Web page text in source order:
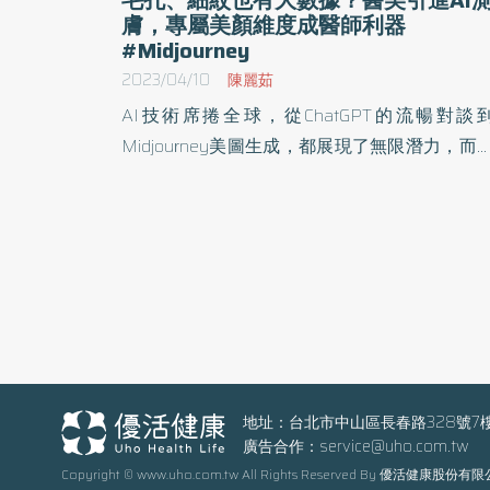
膚，專屬美顏維度成醫師利器
#Midjourney
2023/04/10 陳麗茹
AI技術席捲全球，從ChatGPT的流暢對談
Midjourney美圖生成，都展現了無限潛力，而這
原蛋白流失導致鬆弛，或者歲月帶來的細紋等
題，都是一種自然而然的變化，然而透過醫美
程的進步，不論無創或者微創，只要提早因應並
找到正確的保養之道，都能夠協助維持良好
地址：台北市中山區長春路328號7
廣告合作： service@uho.com.tw
Copyright © www.uho.com.tw All Rights Reserved By 優活健康股份有限